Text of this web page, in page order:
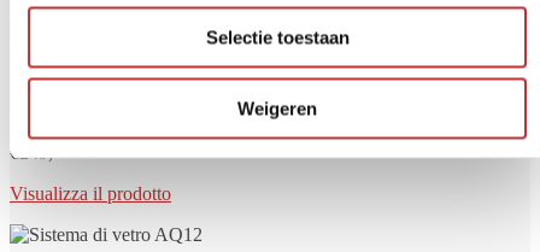
Selectie toestaan
Weigeren
Vetro Aqualine 5
€249,-
Visualizza il prodotto